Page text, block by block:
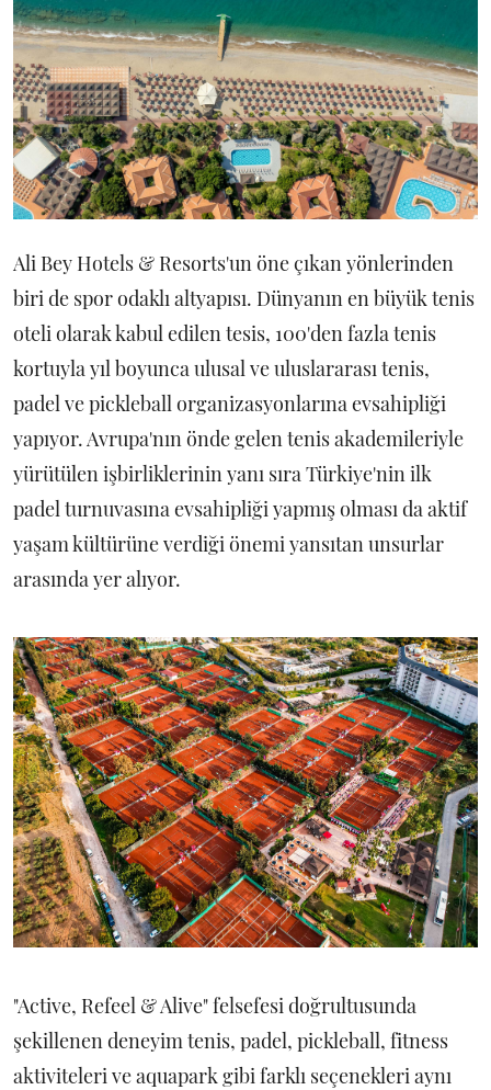
Ali Bey Hotels & Resorts'un öne çıkan yönlerinden
biri de spor odaklı altyapısı. Dünyanın en büyük tenis
oteli olarak kabul edilen tesis, 100'den fazla tenis
kortuyla yıl boyunca ulusal ve uluslararası tenis,
padel ve pickleball organizasyonlarına evsahipliği
yapıyor. Avrupa'nın önde gelen tenis akademileriyle
yürütülen işbirliklerinin yanı sıra Türkiye'nin ilk
padel turnuvasına evsahipliği yapmış olması da aktif
yaşam kültürüne verdiği önemi yansıtan unsurlar
arasında yer alıyor.
"Active, Refeel & Alive" felsefesi doğrultusunda
şekillenen deneyim tenis, padel, pickleball, fitness
aktiviteleri ve aquapark gibi farklı seçenekleri aynı